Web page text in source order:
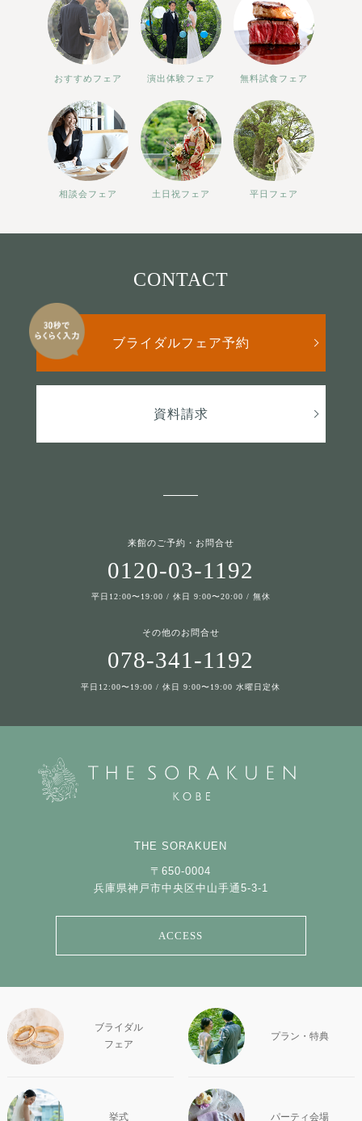
おすすめフェア 演出体験フェア 無料試食フェア
相談会フェア 土日祝フェア 平日フェア
CONTACT
ブライダルフェア予約
資料請求
来館のご予約・お問合せ
0120-03-1192
平日12:00〜19:00 / 休日 9:00〜20:00 / 無休
その他のお問合せ
078-341-1192
平日12:00〜19:00 / 休日 9:00〜19:00 水曜日定休
THE SORAKUEN
〒650-0004
兵庫県神戸市中央区中山手通5-3-1
ACCESS
ブライダル
フェア
プラン・特典
挙式 パーティ会場